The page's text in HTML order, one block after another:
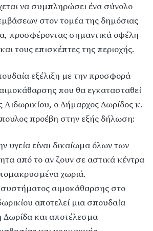
να συμπληρώσει ένα σύνολο
στον τομέα της δημόσιας
προσφέροντας σημαντικά οφέλη
τους επισκέπτες της περιοχής.
εξέλιξη με την προσφορά
που θα εγκατασταθεί
Λιδωρικίου, ο Δήμαρχος Δωρίδος κ.
προέβη στην εξής δήλωση:
υγεία είναι δικαίωμα όλων των
από το αν ζουν σε αστικά κέντρα
χωριά.
αιμοκάθαρσης στο
αποτελεί μια σπουδαία
Δωρίδα και αποτέλεσμα